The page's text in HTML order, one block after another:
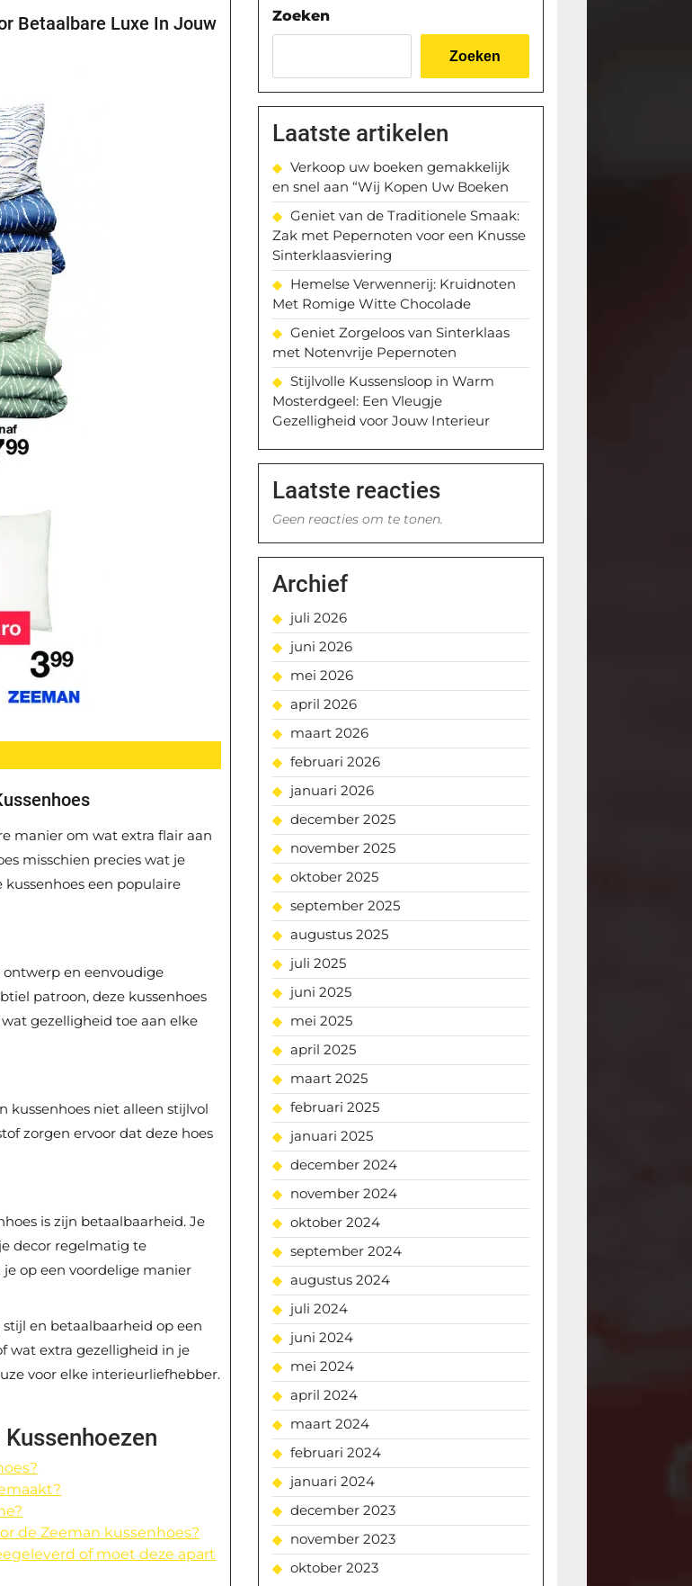
Betaalbare Luxe In Jouw
manier om wat extra flair aan
misschien precies wat je
een populaire
en eenvoudige
patroon, deze kussenhoes
gezelligheid toe aan elke
kussenhoes niet alleen stijlvol
zorgen ervoor dat deze hoes
is zijn betaalbaarheid. Je
decor regelmatig te
op een voordelige manier
en betaalbaarheid op een
wat extra gezelligheid in je
voor elke interieurliefhebber.
de Zeeman kussenhoes?
of moet deze apart
Zoeken
Zoeken
Laatste artikelen
Verkoop uw boeken gemakkelijk
en snel aan “Wij Kopen Uw Boeken
Geniet van de Traditionele Smaak:
Zak met Pepernoten voor een Knusse
Sinterklaasviering
Hemelse Verwennerij: Kruidnoten
Met Romige Witte Chocolade
Geniet Zorgeloos van Sinterklaas
met Notenvrije Pepernoten
Stijlvolle Kussensloop in Warm
Mosterdgeel: Een Vleugje
Gezelligheid voor Jouw Interieur
Laatste reacties
Geen reacties om te tonen.
Archief
juli 2026
juni 2026
mei 2026
april 2026
maart 2026
februari 2026
januari 2026
december 2025
november 2025
oktober 2025
september 2025
augustus 2025
juli 2025
juni 2025
mei 2025
april 2025
maart 2025
februari 2025
januari 2025
december 2024
november 2024
oktober 2024
september 2024
augustus 2024
juli 2024
juni 2024
mei 2024
april 2024
maart 2024
februari 2024
januari 2024
december 2023
november 2023
oktober 2023